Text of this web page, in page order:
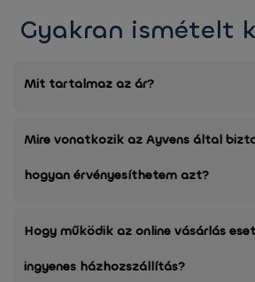
Gyakran ismételt
Mit tartalmaz az ár?
Mire vonatkozik az Ayvens által
hogyan érvényesíthetem azt?
Hogy működik az online vásárlás
ingyenes házhozszállítás?